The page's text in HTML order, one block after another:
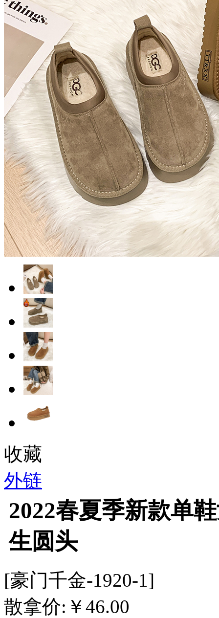
收藏
外链
2022春夏季新款单
生圆头
[豪门千金-1920-1]
散拿价: ￥46.00